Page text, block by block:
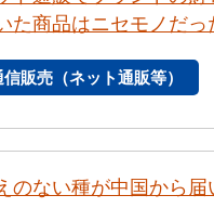
た商品はニセモノだっ
信販売（ネット通販等）
のない種が中国から届